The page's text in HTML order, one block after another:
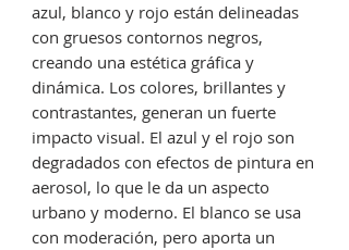
azul, blanco y rojo están delineadas
con gruesos contornos negros,
creando una estética gráfica y
dinámica. Los colores, brillantes y
contrastantes, generan un fuerte
impacto visual. El azul y el rojo son
degradados con efectos de pintura en
aerosol, lo que le da un aspecto
urbano y moderno. El blanco se usa
con moderación, pero aporta un